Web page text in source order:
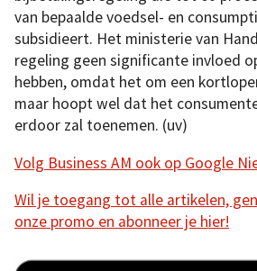
van bepaalde voedsel- en
subsidieert. Het ministerie van
regeling geen significante invloed
hebben, omdat het om een
maar hoopt wel dat het
erdoor zal toenemen. (uv)
Volg Business AM ook op Google
Wil je toegang tot alle artikelen,
onze promo en abonneer je hier!